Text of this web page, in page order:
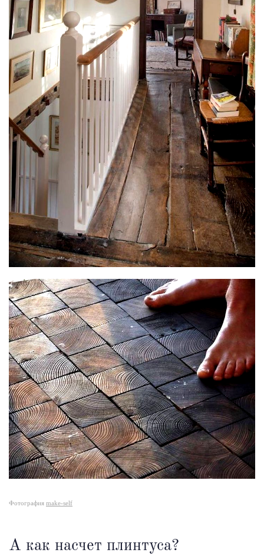
Фотография make-self
А как насчет плинтуса?